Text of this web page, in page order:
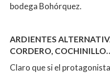
bodega Bohórquez.
ARDIENTES
CORDERO,
Claro que si el